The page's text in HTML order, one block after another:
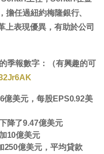
擔任過紐約梅隆銀行、
上表現優異，有助於公司
季報數字：（有興趣的可
億美元，每股EPS0.92美
降了9.47億美元
10億美元
250億美元，平均貸款